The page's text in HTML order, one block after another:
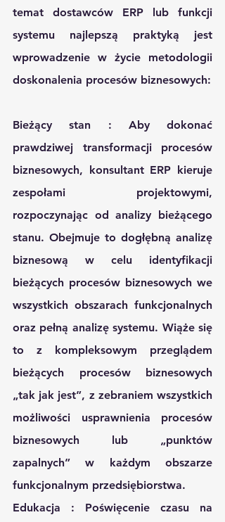
temat dostawców ERP lub funkcji
systemu najlepszą praktyką jest
wprowadzenie w życie metodologii
doskonalenia procesów biznesowych:
Bieżący stan : Aby dokonać
prawdziwej transformacji procesów
biznesowych, konsultant ERP kieruje
zespołami projektowymi,
rozpoczynając od analizy bieżącego
stanu. Obejmuje to dogłębną analizę
biznesową w celu identyfikacji
bieżących procesów biznesowych we
wszystkich obszarach funkcjonalnych
oraz pełną analizę systemu. Wiąże się
to z kompleksowym przeglądem
bieżących procesów biznesowych
„tak jak jest”, z zebraniem wszystkich
możliwości usprawnienia procesów
biznesowych lub „punktów
zapalnych” w każdym obszarze
funkcjonalnym przedsiębiorstwa.
Edukacja : Poświęcenie czasu na